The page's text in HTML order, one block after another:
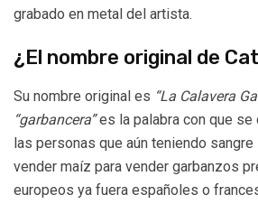
grabado en metal del artista.
¿El nombre original de
Su nombre original es “La Calavera
“garbancera”es la palabra con que se
las personas que aún teniendo sangre
vender maíz para vender garbanzos
europeos ya fuera españoles o